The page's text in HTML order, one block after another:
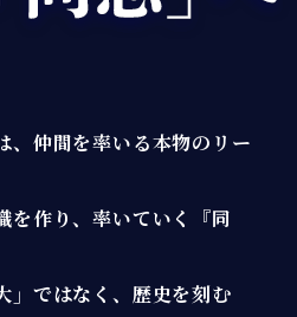
、仲間を率いる本物のリー
を作り、率いていく『同
」ではなく、歴史を刻む